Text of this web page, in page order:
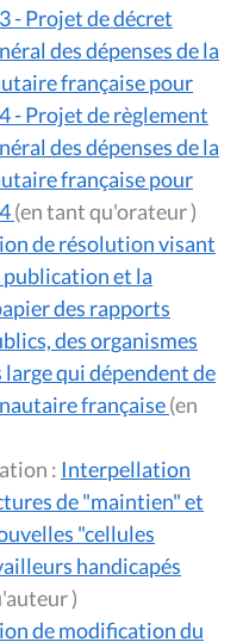
- Projet de décret
des dépenses de la
française pour
- Projet de règlement
des dépenses de la
française pour
(en tant qu'orateur )
de résolution visant
et la
des rapports
des organismes
qui dépendent de
française(en
Interpellation : Interpellation
de "maintien" et
"cellules
handicapés
(en tant qu'auteur )
de modification du